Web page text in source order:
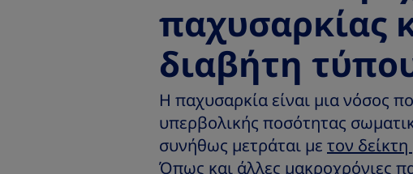
παχυσαρκίας
διαβήτη
Η παχυσαρκία είναι μια νόσος
υπερβολικής ποσότητας
συνήθως μετράται με τον
Όπως και άλλες μακροχρόνιες